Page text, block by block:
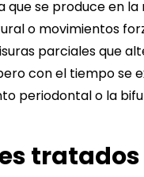
se produce en
o movimientos
parciales que
con el tiempo se
periodontal o la
tratados